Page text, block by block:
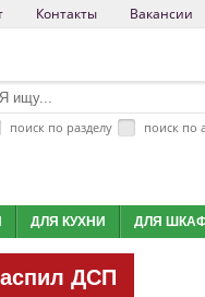
Контакты Вакансии
поиск по разделу поиск по
ДЛЯ КУХНИ ДЛЯ
ДСП